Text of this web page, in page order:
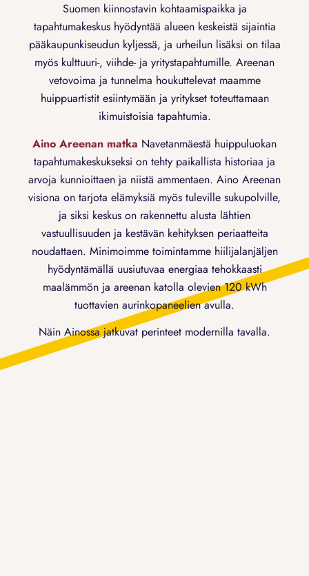
Suomen kiinnostavin kohtaamispaikka ja
tapahtumakeskus hyödyntää alueen keskeistä sijaintia
pääkaupunkiseudun kyljessä, ja urheilun lisäksi on tilaa
myös kulttuuri-, viihde- ja yritystapahtumille. Areenan
vetovoima ja tunnelma houkuttelevat maamme
huippuartistit esiintymään ja yritykset toteuttamaan
ikimuistoisia tapahtumia.
Aino Areenan matka Navetanmäestä huippuluokan
tapahtumakeskukseksi on tehty paikallista historiaa ja
arvoja kunnioittaen ja niistä ammentaen. Aino Areenan
visiona on tarjota elämyksiä myös tuleville sukupolville,
ja siksi keskus on rakennettu alusta lähtien
vastuullisuuden ja kestävän kehityksen periaatteita
noudattaen. Minimoimme toimintamme hiilijalanjäljen
hyödyntämällä uusiutuvaa energiaa tehokkaasti
maalämmön ja areenan katolla olevien 120 kWh
tuottavien aurinkopaneelien avulla.
Näin Ainossa jatkuvat perinteet modernilla tavalla.